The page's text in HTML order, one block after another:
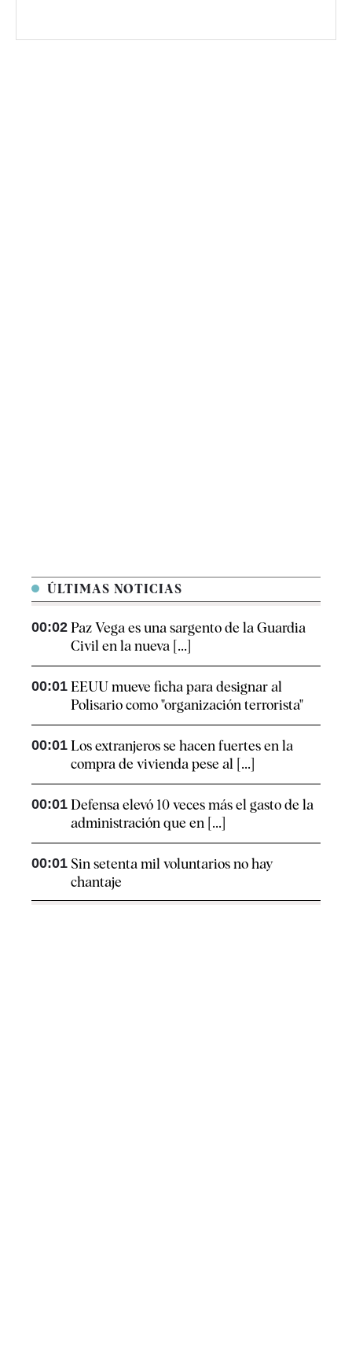
ÚLTIMAS NOTICIAS
00:02 Paz Vega es una sargento de la Guardia
Civil en la nueva [...]
00:01 EEUU mueve ficha para designar al
Polisario como "organización terrorista"
00:01 Los extranjeros se hacen fuertes en la
compra de vivienda pese al [...]
00:01 Defensa elevó 10 veces más el gasto de la
administración que en [...]
00:01 Sin setenta mil voluntarios no hay
chantaje